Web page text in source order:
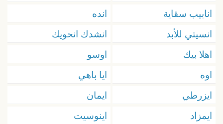
انابيب سقاية
انده
انسيتي للأبد
انشدك انحويك
اهلا بيك
اوسو
اوه
ايا باهي
ايزرطي
ايمان
ايمزاد
اينوسيت